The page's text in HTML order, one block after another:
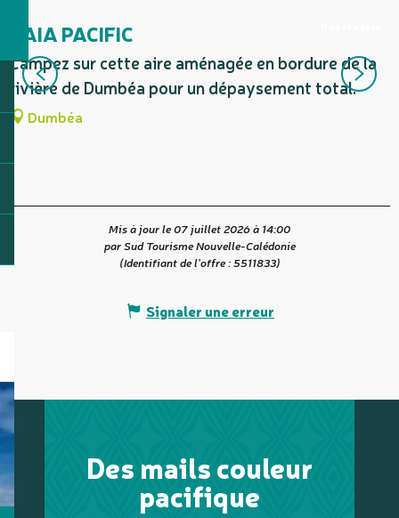
GAIA PACIFIC
Campez sur cette aire aménagée en bordure de la
rivière de Dumbéa pour un dépaysement total.
Dumbéa
Mis à jour le 07 juillet 2026 à 14:00
par Sud Tourisme Nouvelle-Calédonie
(Identifiant de l'offre :5511833)
Signaler une erreur
Des mails couleur
pacifique